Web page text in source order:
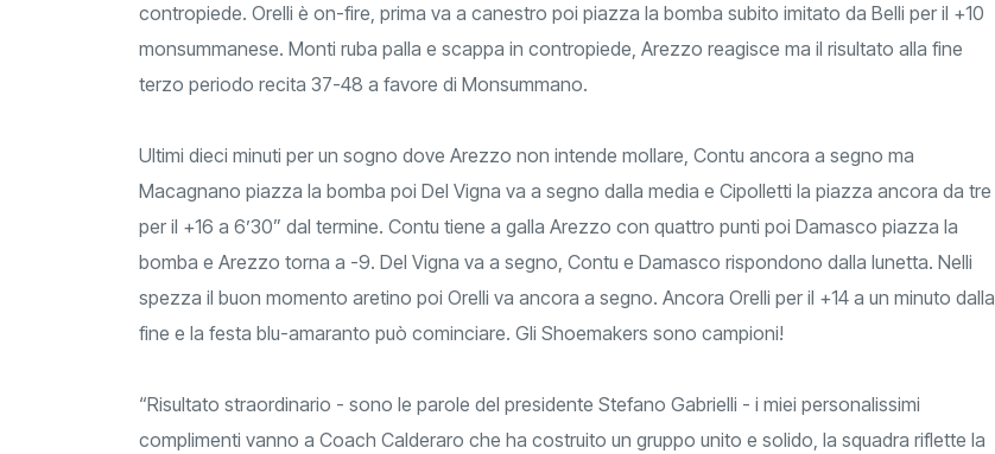
contropiede. Orelli è on-fire, prima va a canestro poi piazza la bomba subito imitato da Belli per il +10
monsummanese. Monti ruba palla e scappa in contropiede, Arezzo reagisce ma il risultato alla fine
terzo periodo recita 37-48 a favore di Monsummano.
Ultimi dieci minuti per un sogno dove Arezzo non intende mollare, Contu ancora a segno ma
Macagnano piazza la bomba poi Del Vigna va a segno dalla media e Cipolletti la piazza ancora da tre
per il +16 a 6’30” dal termine. Contu tiene a galla Arezzo con quattro punti poi Damasco piazza la
bomba e Arezzo torna a -9. Del Vigna va a segno, Contu e Damasco rispondono dalla lunetta. Nelli
spezza il buon momento aretino poi Orelli va ancora a segno. Ancora Orelli per il +14 a un minuto dalla
fine e la festa blu-amaranto può cominciare. Gli Shoemakers sono campioni!
“Risultato straordinario - sono le parole del presidente Stefano Gabrielli - i miei personalissimi
complimenti vanno a Coach Calderaro che ha costruito un gruppo unito e solido, la squadra riflette la